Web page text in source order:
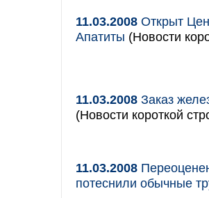
11.03.2008 Открыт
Апатиты (Новости
11.03.2008 Заказ
(Новости короткой
11.03.2008
потеснили обычные